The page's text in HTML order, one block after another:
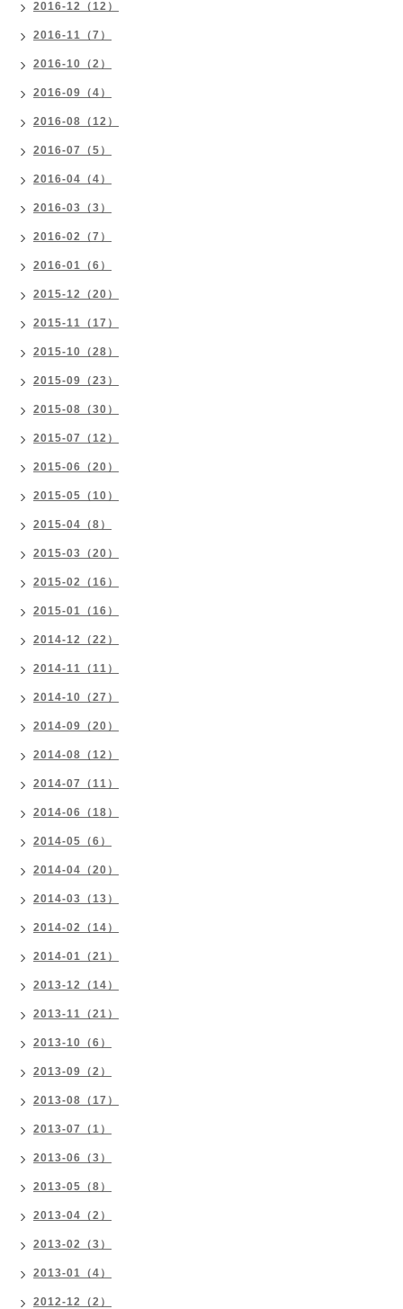
2016-12（12）
2016-11（7）
2016-10（2）
2016-09（4）
2016-08（12）
2016-07（5）
2016-04（4）
2016-03（3）
2016-02（7）
2016-01（6）
2015-12（20）
2015-11（17）
2015-10（28）
2015-09（23）
2015-08（30）
2015-07（12）
2015-06（20）
2015-05（10）
2015-04（8）
2015-03（20）
2015-02（16）
2015-01（16）
2014-12（22）
2014-11（11）
2014-10（27）
2014-09（20）
2014-08（12）
2014-07（11）
2014-06（18）
2014-05（6）
2014-04（20）
2014-03（13）
2014-02（14）
2014-01（21）
2013-12（14）
2013-11（21）
2013-10（6）
2013-09（2）
2013-08（17）
2013-07（1）
2013-06（3）
2013-05（8）
2013-04（2）
2013-02（3）
2013-01（4）
2012-12（2）